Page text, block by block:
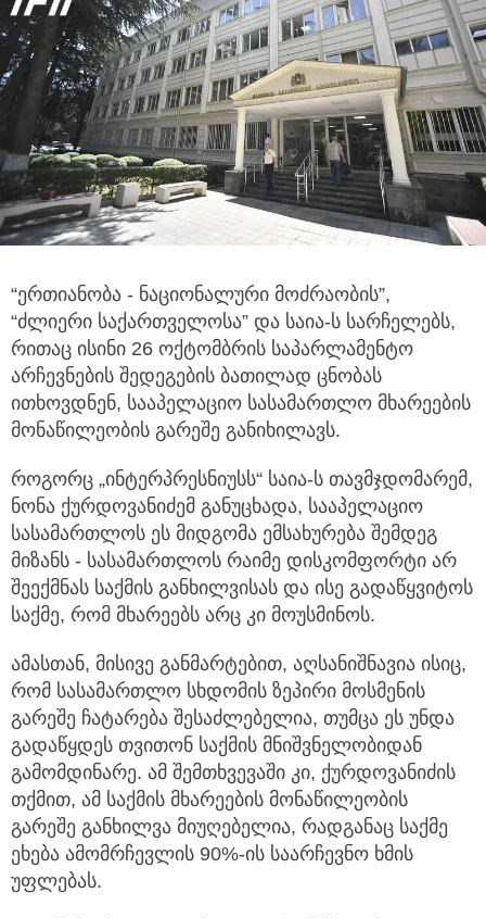
“ერთიანობა - ნაციონალური მოძრაობის”,
“ძლიერი საქართველოსა” და საია-ს სარჩელებს,
რითაც ისინი 26 ოქტომბრის საპარლამენტო
არჩევნების შედეგების ბათილად ცნობას
ითხოვდნენ, სააპელაციო სასამართლო მხარეების
მონაწილეობის გარეშე განიხილავს.
როგორც „ინტერპრესნიუსს“ საია-ს თავმჯდომარემ,
ნონა ქურდოვანიძემ განუცხადა, სააპელაციო
სასამართლოს ეს მიდგომა ემსახურება შემდეგ
მიზანს - სასამართლოს რაიმე დისკომფორტი არ
შეექმნას საქმის განხილვისას და ისე გადაწყვიტოს
საქმე, რომ მხარეებს არც კი მოუსმინოს.
ამასთან, მისივე განმარტებით, აღსანიშნავია ისიც,
რომ სასამართლო სხდომის ზეპირი მოსმენის
გარეშე ჩატარება შესაძლებელია, თუმცა ეს უნდა
გადაწყდეს თვითონ საქმის მნიშვნელობიდან
გამომდინარე. ამ შემთხვევაში კი, ქურდოვანიძის
თქმით, ამ საქმის მხარეების მონაწილეობის
გარეშე განხილვა მიუღებელია, რადგანაც საქმე
ეხება ამომრჩევლის 90%-ის საარჩევნო ხმის
უფლებას.